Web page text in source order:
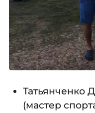
Татьянченко
(мастер